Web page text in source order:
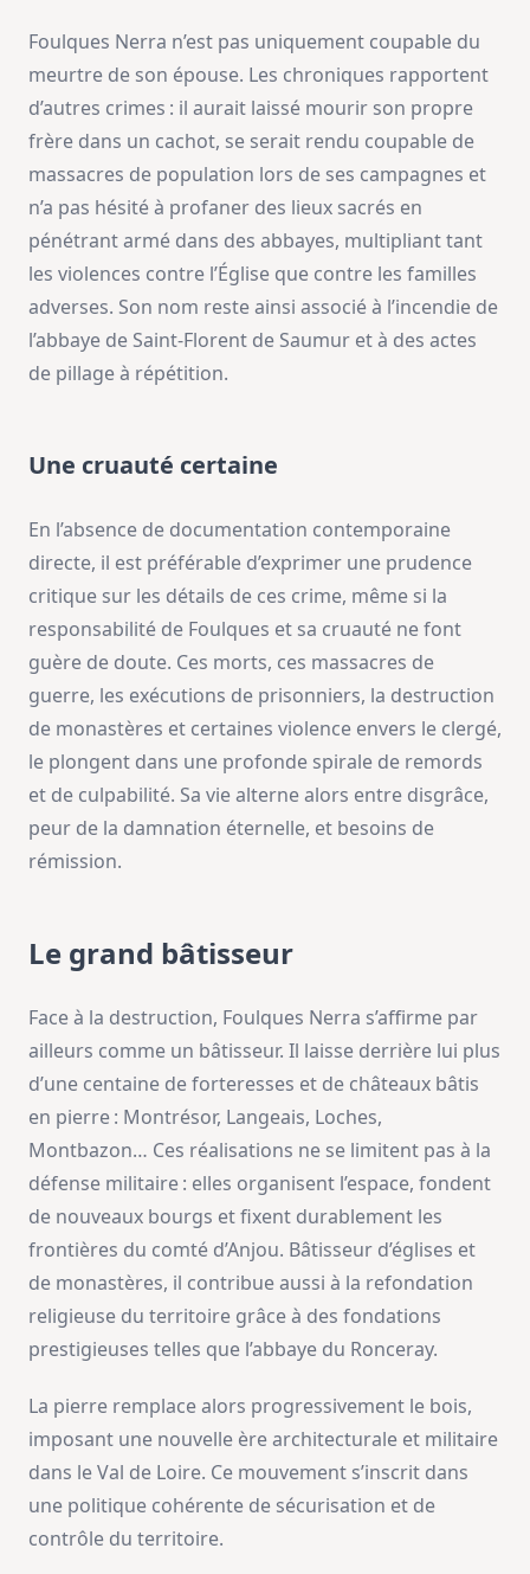
Foulques Nerra n’est pas uniquement coupable du
meurtre de son épouse. Les chroniques rapportent
d’autres crimes : il aurait laissé mourir son propre
frère dans un cachot, se serait rendu coupable de
massacres de population lors de ses campagnes et
n’a pas hésité à profaner des lieux sacrés en
pénétrant armé dans des abbayes, multipliant tant
les violences contre l’Église que contre les familles
adverses. Son nom reste ainsi associé à l’incendie de
l’abbaye de Saint-Florent de Saumur et à des actes
de pillage à répétition.
Une cruauté certaine
En l’absence de documentation contemporaine
directe, il est préférable d’exprimer une prudence
critique sur les détails de ces crime, même si la
responsabilité de Foulques et sa cruauté ne font
guère de doute. Ces morts, ces massacres de
guerre, les exécutions de prisonniers, la destruction
de monastères et certaines violence envers le clergé,
le plongent dans une profonde spirale de remords
et de culpabilité. Sa vie alterne alors entre disgrâce,
peur de la damnation éternelle, et besoins de
rémission.
Le grand bâtisseur
Face à la destruction, Foulques Nerra s’affirme par
ailleurs comme un bâtisseur. Il laisse derrière lui plus
d’une centaine de forteresses et de châteaux bâtis
en pierre : Montrésor, Langeais, Loches,
Montbazon… Ces réalisations ne se limitent pas à la
défense militaire : elles organisent l’espace, fondent
de nouveaux bourgs et fixent durablement les
frontières du comté d’Anjou. Bâtisseur d’églises et
de monastères, il contribue aussi à la refondation
religieuse du territoire grâce à des fondations
prestigieuses telles que l’abbaye du Ronceray.
La pierre remplace alors progressivement le bois,
imposant une nouvelle ère architecturale et militaire
dans le Val de Loire. Ce mouvement s’inscrit dans
une politique cohérente de sécurisation et de
contrôle du territoire.